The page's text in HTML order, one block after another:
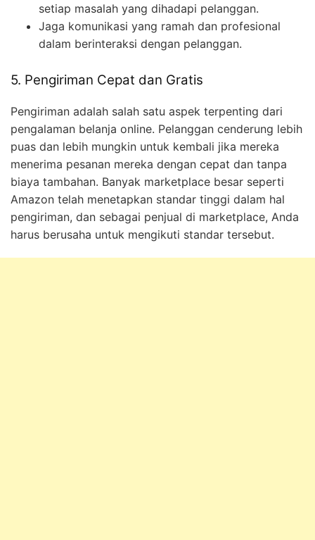
setiap masalah yang dihadapi pelanggan.
Jaga komunikasi yang ramah dan profesional
dalam berinteraksi dengan pelanggan.
5. Pengiriman Cepat dan Gratis
Pengiriman adalah salah satu aspek terpenting dari
pengalaman belanja online. Pelanggan cenderung lebih
puas dan lebih mungkin untuk kembali jika mereka
menerima pesanan mereka dengan cepat dan tanpa
biaya tambahan. Banyak marketplace besar seperti
Amazon telah menetapkan standar tinggi dalam hal
pengiriman, dan sebagai penjual di marketplace, Anda
harus berusaha untuk mengikuti standar tersebut.